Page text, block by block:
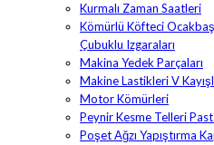
Kurmalı Zaman Saatleri
Kömürlü Köfteci
Çubuklu Izgaraları
Makina Yedek Parçaları
Makine Lastikleri V
Motor Kömürleri
Peynir Kesme Telleri
Poşet Ağzı Yapıştırma